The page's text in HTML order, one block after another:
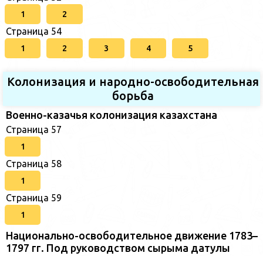
1 2
Страница 54
1 2 3 4 5
Колонизация и народно-освободительная
борьба
Военно-казачья колонизация казахстана
Страница 57
1
Страница 58
1
Страница 59
1
Национально-освободительное движение 1783–
1797 гг. Под руководством сырыма датулы